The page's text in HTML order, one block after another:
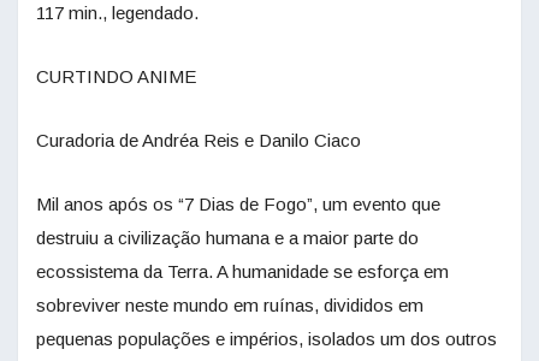
117 min., legendado.
CURTINDO ANIME
Curadoria de Andréa Reis e Danilo Ciaco
Mil anos após os “7 Dias de Fogo”, um evento que
destruiu a civilização humana e a maior parte do
ecossistema da Terra. A humanidade se esforça em
sobreviver neste mundo em ruínas, divididos em
pequenas populações e impérios, isolados um dos outros